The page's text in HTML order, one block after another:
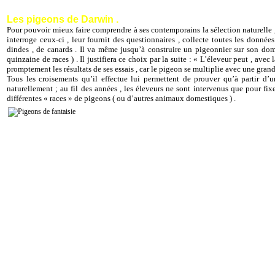
Les pigeons de Darwin .
Pour pouvoir mieux faire comprendre à ses contemporains la sélection
interroge ceux-ci , leur fournit des questionnaires , collecte toutes les
dindes , de canards . Il va même jusqu’à construire un pigeonnier sur son
quinzaine de races ) . Il justifiera ce choix par la suite : « L’éleveur peut ,
promptement les résultats de ses essais , car le pigeon se multiplie avec une
Tous les croisements qu’il effectue lui permettent de prouver qu’à partir
naturellement ; au fil des années , les éleveurs ne sont intervenus que pour
différentes « races » de pigeons ( ou d’autres animaux domestiques ) .